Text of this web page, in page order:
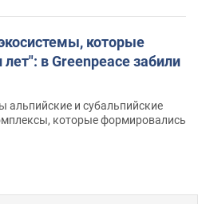
которые
в Greenpeace забили
альпийские и субальпийские
которые формировались